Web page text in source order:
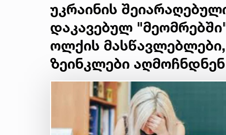
უკრაინის
დაკავებულ
ოლქის
ზეინკლები